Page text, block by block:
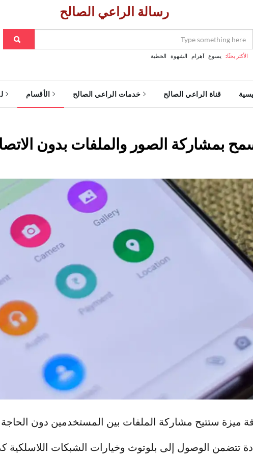
رسالة الراعي الصالح
الأكثر بحثًا: يسوع اَهرام الشهوة الخطية
قناة الراعي الصالح خدمات الراعي الصالح الأقسام
تتضمن الوصول إلى بلوتوث وخيارات الشبكات اللاسلكية